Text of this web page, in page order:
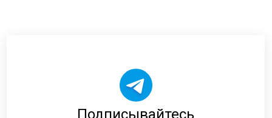
Подписывайтесь